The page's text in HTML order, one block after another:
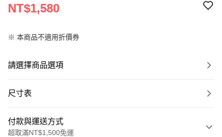
NT$1,580
※ 本商品不適用折價券
請選擇商品選項
尺寸表
付款與運送方式
超取滿NT$1,500免運